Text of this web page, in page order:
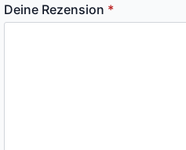
Deine Rezension *